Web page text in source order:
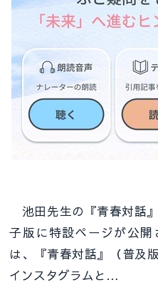
池田先生の『青春対話
子版に特設ページが公
は、『青春対話』（普及
インスタグラムと…